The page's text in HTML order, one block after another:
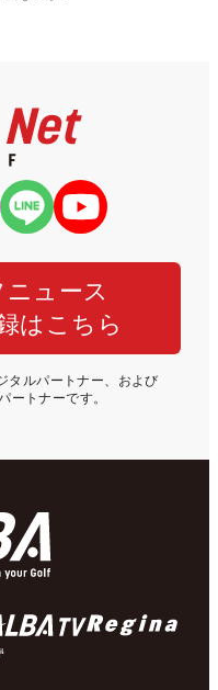
ュース
はこちら
タルパートナー、および
ートナーです。